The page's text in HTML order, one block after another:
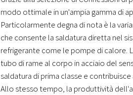
modo ottimale in un'ampia gamma di
Particolarmente degna di nota è la
che consente la saldatura diretta nel
refrigerante come le pompe di calore.
tubo di rame al corpo in acciaio del
saldatura di prima classe e
Allo stesso tempo, la produttività